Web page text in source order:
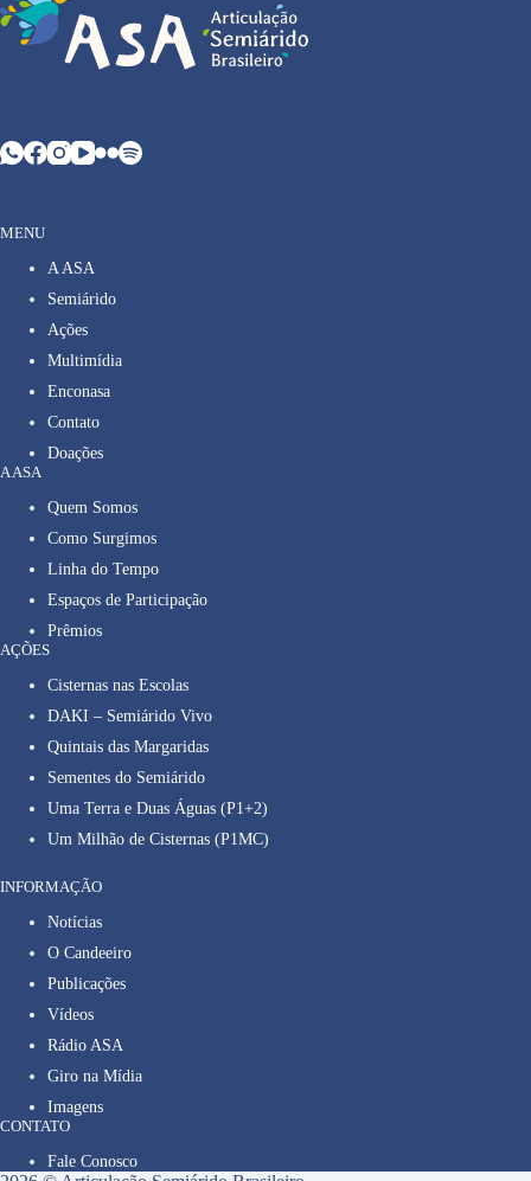
MENU
A ASA
Semiárido
Ações
Multimídia
Enconasa
Contato
Doações
A ASA
Quem Somos
Como Surgimos
Linha do Tempo
Espaços de Participação
Prêmios
AÇÕES
Cisternas nas Escolas
DAKI – Semiárido Vivo
Quintais das Margaridas
Sementes do Semiárido
Uma Terra e Duas Águas (P1+2)
Um Milhão de Cisternas (P1MC)
INFORMAÇÃO
Notícias
O Candeeiro
Publicações
Vídeos
Rádio ASA
Giro na Mídia
Imagens
CONTATO
Fale Conosco